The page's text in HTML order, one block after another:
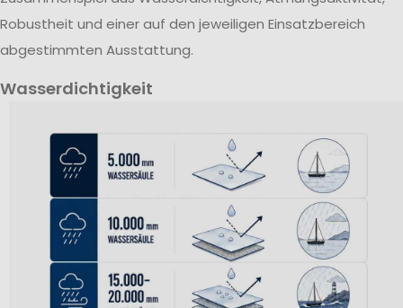
Robustheit und einer auf den jeweiligen Einsatzbereich
abgestimmten Ausstattung.
Wasserdichtigkeit